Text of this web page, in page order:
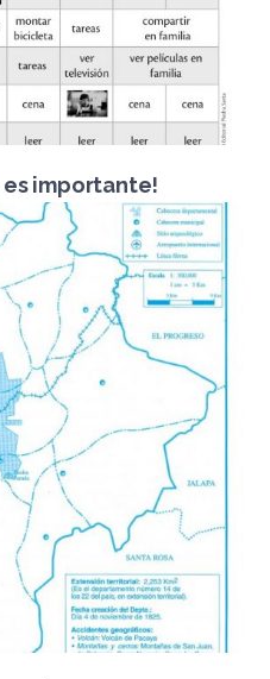
es importante!